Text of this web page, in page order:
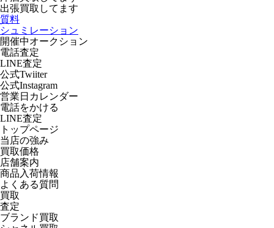
出張買取 してます
質料
シュミレーション
開催中オークション
電話査定
LINE査定
公式Twiiter
公式Instagram
営業日カレンダー
電話をかける
LINE査定
トップページ
当店の強み
買取価格
店舗案内
商品入荷情報
よくある質問
買取
査定
ブランド買取